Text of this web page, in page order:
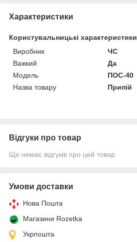
Характеристики
Користувальницькі характеристики
Виробник
ЧС
Важкий
Да
Мoдель
ПОС-40
Назва товару
Припій
Відгуки про товар
Ще немає відгуків про цей товар
Умови доставки
Нова Пошта
Магазини Rozetka
Укрпошта